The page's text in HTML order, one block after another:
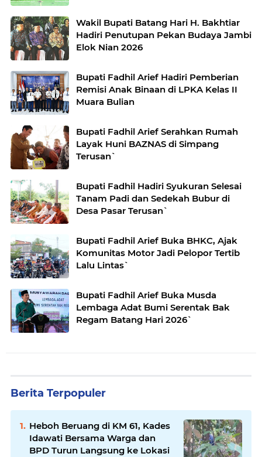
Wakil Bupati Batang Hari H. Bakhtiar
Hadiri Penutupan Pekan Budaya Jambi
Elok Nian 2026
Bupati Fadhil Arief Hadiri Pemberian
Remisi Anak Binaan di LPKA Kelas II
Muara Bulian
Bupati Fadhil Arief Serahkan Rumah
Layak Huni BAZNAS di Simpang
Terusan`
Bupati Fadhil Hadiri Syukuran Selesai
Tanam Padi dan Sedekah Bubur di
Desa Pasar Terusan`
Bupati Fadhil Arief Buka BHKC, Ajak
Komunitas Motor Jadi Pelopor Tertib
Lalu Lintas`
Bupati Fadhil Arief Buka Musda
Lembaga Adat Bumi Serentak Bak
Regam Batang Hari 2026`
Berita Terpopuler
Heboh Beruang di KM 61, Kades
Idawati Bersama Warga dan
BPD Turun Langsung ke Lokasi